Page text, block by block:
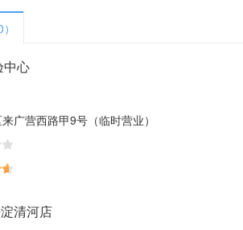
中心
广营西路甲9号（临时营业）
清河店